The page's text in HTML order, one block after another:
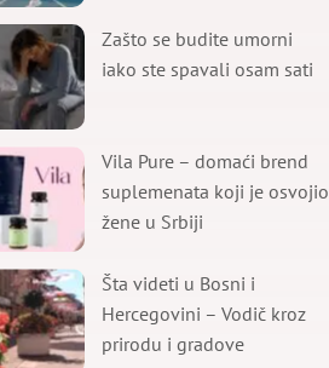
Zašto se budite umorni
iako ste spavali osam sati
Vila Pure – domaći brend
suplemenata koji je osvojio
žene u Srbiji
Šta videti u Bosni i
Hercegovini – Vodič kroz
prirodu i gradove